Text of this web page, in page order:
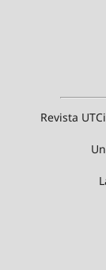
Revista